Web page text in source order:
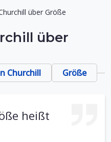
über Größe
über
Churchill Größe
heißt